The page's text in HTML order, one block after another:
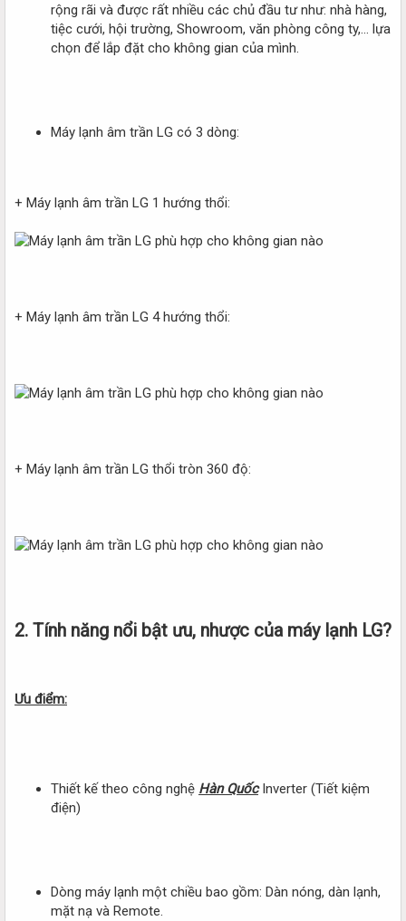
rộng rãi và được rất nhiều các chủ đầu tư như: nhà hàng,
tiệc cưới, hội trường, Showroom, văn phòng công ty,… lựa
chọn để lắp đặt cho không gian của mình.
Máy lạnh âm trần LG có 3 dòng:
+ Máy lạnh âm trần LG 1 hướng thổi:
+ Máy lạnh âm trần LG 4 hướng thổi:
+ Máy lạnh âm trần LG thổi tròn 360 độ:
2. Tính năng nổi bật ưu, nhược của máy lạnh LG?​
Ưu điểm:
Thiết kế theo công nghệ Hàn QuốcInverter (Tiết kiệm
điện)
Dòng máy lạnh một chiều bao gồm: Dàn nóng, dàn lạnh,
mặt nạ và Remote.